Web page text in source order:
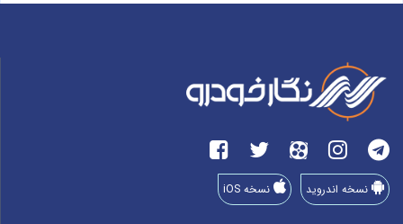
نسخه اندروید نسخه iOS